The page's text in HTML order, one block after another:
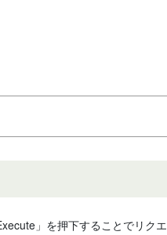
」を押下することでリク